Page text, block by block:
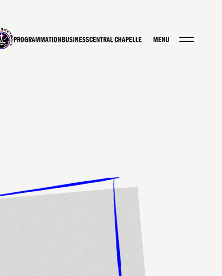
PROGRAMMATIONBUSINESSCENTRAL CHAPELLE MENU